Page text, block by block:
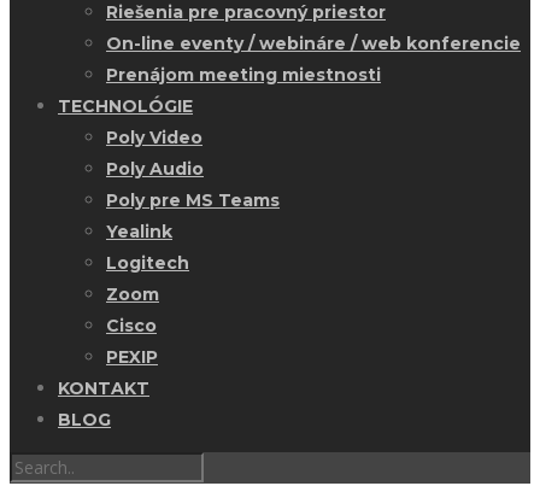
Riešenia pre pracovný priestor
On-line eventy / webináre / web konferencie
Prenájom meeting miestnosti
TECHNOLÓGIE
Poly Video
Poly Audio
Poly pre MS Teams
Yealink
Logitech
Zoom
Cisco
PEXIP
KONTAKT
BLOG